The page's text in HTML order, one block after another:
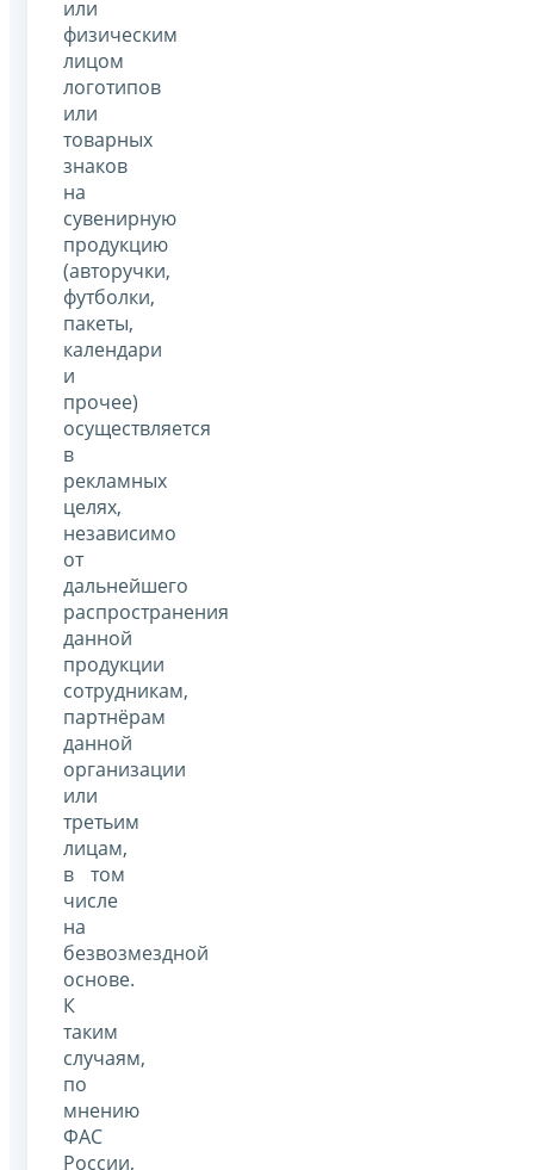
или
физическим
лицом
логотипов
или
товарных
знаков
на
сувенирную
продукцию
(авторучки,
футболки,
пакеты,
календари
и
прочее)
осуществляется
в
рекламных
целях,
независимо
от
дальнейшего
распространения
данной
продукции
сотрудникам,
партнёрам
данной
организации
или
третьим
лицам,
в том
числе
на
безвозмездной
основе.
К
таким
случаям,
по
мнению
ФАС
России,